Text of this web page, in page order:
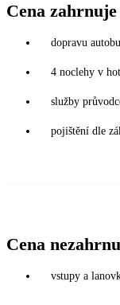
Cena zahrnuje
dopravu
4 noclehy v
služby
pojištění dle
Cena
vstupy a